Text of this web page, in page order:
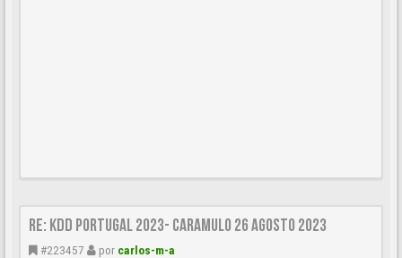
Re: KDD Portugal 2023- Caramulo 26 Agosto 2023
#223457 por carlos-m-a